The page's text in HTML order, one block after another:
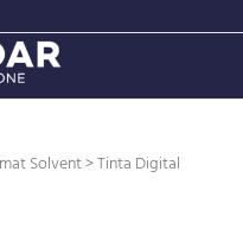
Solvent> Tinta Digital